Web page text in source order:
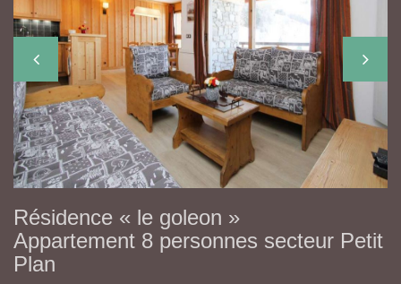
Résidence « le goleon »
Appartement 8 personnes secteur Petit
Plan